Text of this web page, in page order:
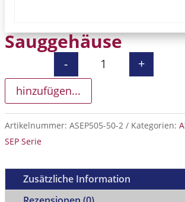
Sauggehäuse
Sauggehäuse
- +
hinzufügen...
Artikelnummer: ASEP505-50-2 Kategorien:
SEP Serie
Zusätzliche Information